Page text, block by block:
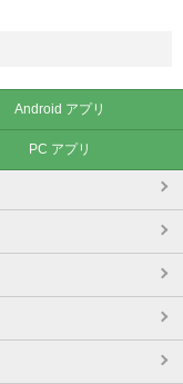
Android アプリ
PC アプリ